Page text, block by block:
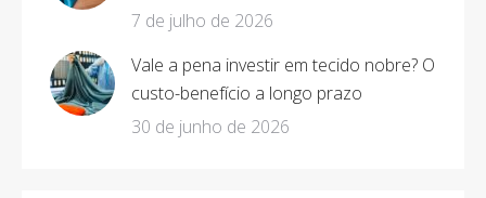
7 de julho de 2026
Vale a pena investir em tecido nobre? O
custo-benefício a longo prazo
30 de junho de 2026